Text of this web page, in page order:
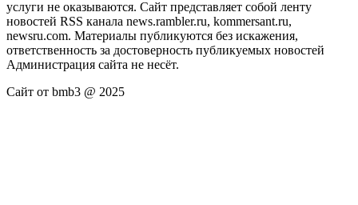
услуги не оказываются. Сайт представляет собой ленту
новостей RSS канала news.rambler.ru, kommersant.ru,
newsru.com. Материалы публикуются без искажения,
ответственность за достоверность публикуемых новостей
Администрация сайта не несёт.
Сайт от bmb3 @ 2025